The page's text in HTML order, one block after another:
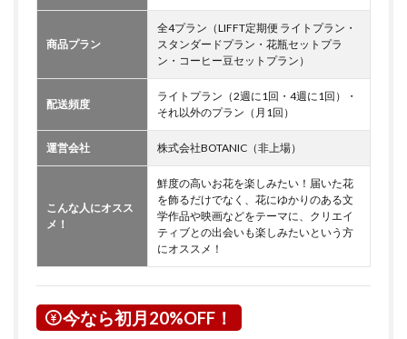
商品プラン
全4プラン（LIFFT定期便 ライトプラン・
スタンダードプラン・花瓶セットプラ
ン・コーヒー豆セットプラン）
配送頻度
ライトプラン（2週に1回・4週に1回）・
それ以外のプラン（月1回）
運営会社 株式会社BOTANIC（非上場）
こんな人にオスス
メ！
鮮度の高いお花を楽しみたい！届いた花
を飾るだけでなく、花にゆかりのある文
学作品や映画などをテーマに、クリエイ
ティブとの出会いも楽しみたいという方
にオススメ！
今なら初月20%OFF！